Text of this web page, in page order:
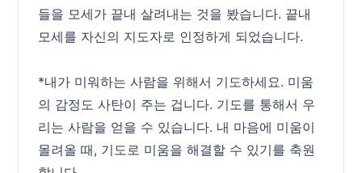
들을 모세가 끝내 살려내는 것을 봤습니다. 끝내
모세를 자신의 지도자로 인정하게 되었습니다.
*내가 미워하는 사람을 위해서 기도하세요. 미움
의 감정도 사탄이 주는 겁니다. 기도를 통해서 우
리는 사람을 얻을 수 있습니다. 내 마음에 미움이
몰려올 때, 기도로 미움을 해결할 수 있기를 축원